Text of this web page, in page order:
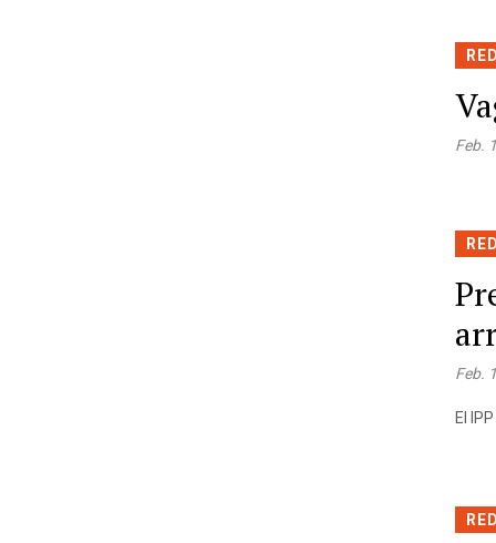
Feb.
Feb.
El